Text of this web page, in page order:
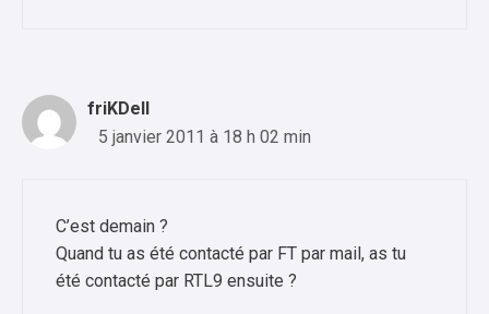
friKDell
5 janvier 2011 à 18 h 02 min
C’est demain ?
Quand tu as été contacté par FT par mail, as tu
été contacté par RTL9 ensuite ?